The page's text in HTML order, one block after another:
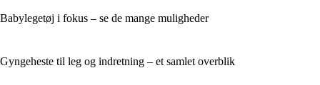
Babylegetøj i fokus – se de mange muligheder
Gyngeheste til leg og indretning – et samlet overblik